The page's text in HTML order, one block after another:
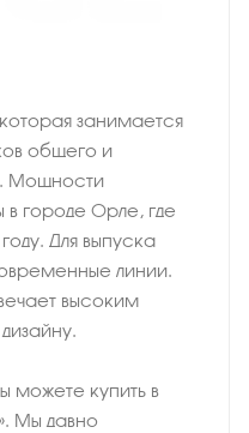
занимается
общего и
Мощности
городе Орле, где
Для выпуска
линии.
высоким
можете купить в
Мы давно